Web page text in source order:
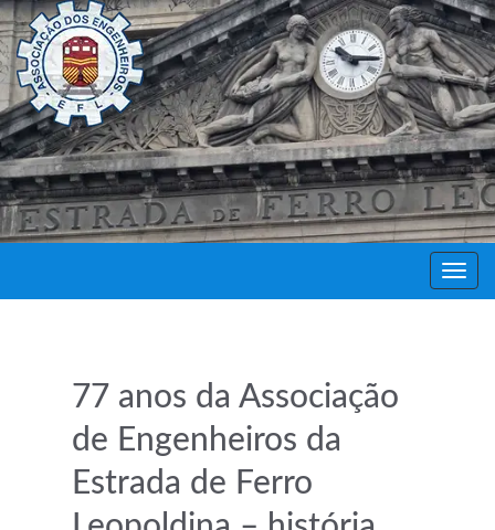
77 anos da Associação
de Engenheiros da
Estrada de Ferro